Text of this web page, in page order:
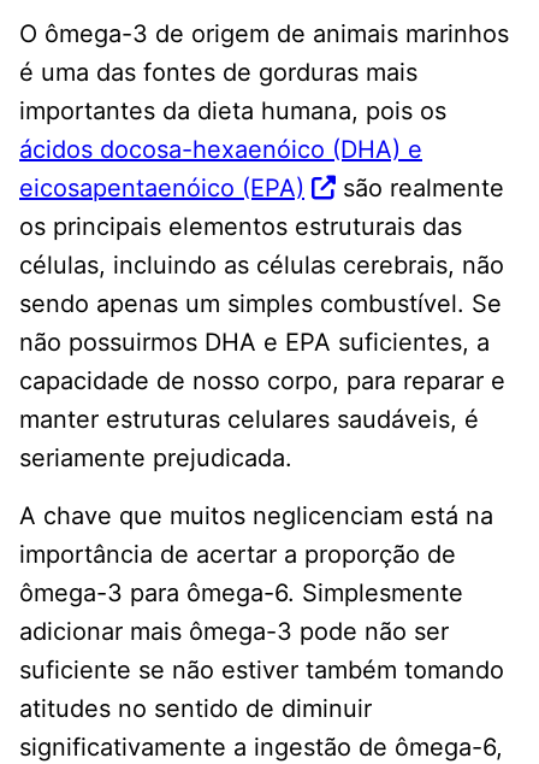
O ômega-3 de origem de animais marinhos
é uma das fontes de gorduras mais
importantes da dieta humana, pois os
ácidos docosa-hexaenóico (DHA) e
eicosapentaenóico (EPA)
são realmente
os principais elementos estruturais das
células, incluindo as células cerebrais, não
sendo apenas um simples combustível. Se
não possuirmos DHA e EPA suficientes, a
capacidade de nosso corpo, para reparar e
manter estruturas celulares saudáveis, é
seriamente prejudicada.
A chave que muitos neglicenciam está na
importância de acertar a proporção de
ômega-3 para ômega-6. Simplesmente
adicionar mais ômega-3 pode não ser
suficiente se não estiver também tomando
atitudes no sentido de diminuir
significativamente a ingestão de ômega-6,